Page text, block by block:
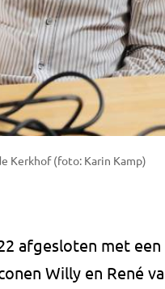
Kerkhof (foto: Karin Kamp)
afgesloten met
Willy en René